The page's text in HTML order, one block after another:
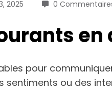
2025 0
en
pour
sentiments ou des